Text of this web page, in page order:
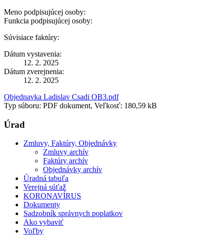
Meno podpisujúcej osoby:
Funkcia podpisujúcej osoby:
Súvisiace faktúry:
Dátum vystavenia:
12. 2. 2025
Dátum zverejnenia:
12. 2. 2025
Objednavka Ladislav Csadi OB3.pdf
Typ súboru: PDF dokument, Veľkosť: 180,59 kB
Úrad
Zmluvy, Faktúry, Objednávky
Zmluvy archív
Faktúry archív
Objednávky archív
Úradná tabuľa
Verejná súťaž
KORONAVÍRUS
Dokumenty
Sadzobník správnych poplatkov
Ako vybaviť
Voľby